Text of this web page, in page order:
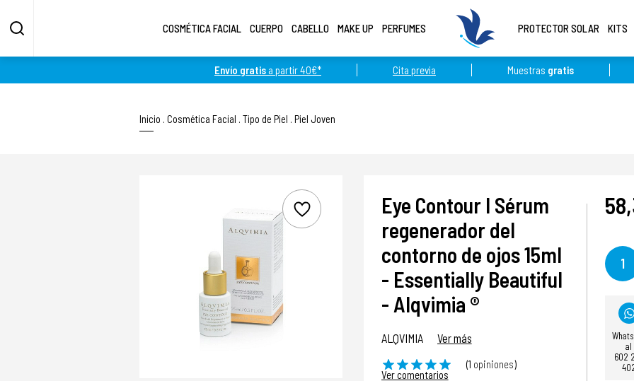
Envío gratis a partir 40€* Cita previa Muestras gratis
COSMÉTICA FACIAL CUERPO CABELLO MAKE UP PERFUMES PROTECTOR SOLAR KITS
Inicio Cosmética Facial Tipo de Piel Piel Joven
Eye Contour I Sérum
regenerador del
contorno de ojos 15ml
- Essentially Beautiful
- Alqvimia ®
ALQVIMIA Ver más
(1 opiniones)
Ver comentarios
1
al
602